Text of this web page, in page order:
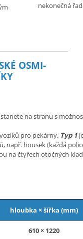
nekonečná
OSMI-
na stranu s
pro pekárny. Typ 1
např. housek (každá
na čtyřech otočných
hloubka × šířka (mm)
610 × 1220